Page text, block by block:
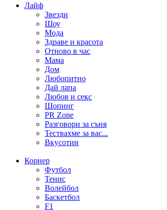
Лайф
Звезди
Шоу
Мода
Здраве и красота
Отново в час
Мама
Дом
Любопитно
Дай лапа
Любов и секс
Шопинг
PR Zone
Разговори за съня
Тествахме за вас...
Вкусотии
Корнер
Футбол
Тенис
Волейбол
Баскетбол
F1